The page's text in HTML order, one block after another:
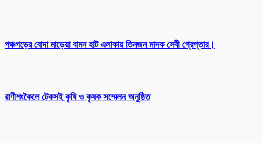
পঞ্চগড়ের বোদা মাড়েয়া বামন হাট এলাকায় তিনজন মাদক সেবী গ্রেপ্তার।
রাণীশংকৈলে টেকসই কৃষি ও কৃষক সম্মেলন অনুষ্ঠিত